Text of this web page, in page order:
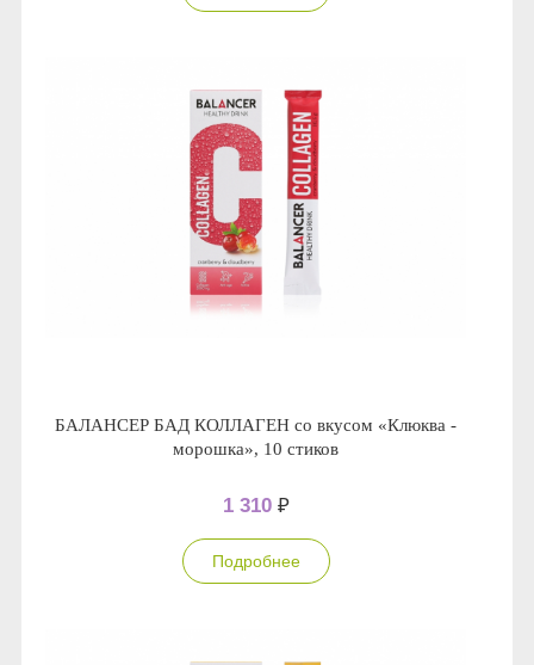
БАЛАНСЕР БАД КОЛЛАГЕН со вкусом «Клюква -
морошка», 10 стиков
1 310 ₽
Подробнее